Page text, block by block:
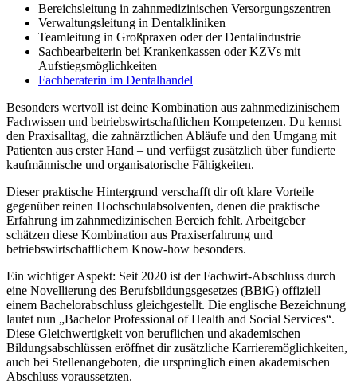
Bereichsleitung in zahnmedizinischen Versorgungszentren
Verwaltungsleitung in Dentalkliniken
Teamleitung in Großpraxen oder der Dentalindustrie
Sachbearbeiterin bei Krankenkassen oder KZVs mit
Aufstiegsmöglichkeiten
Fachberaterin im Dentalhandel
Besonders wertvoll ist deine Kombination aus zahnmedizinischem
Fachwissen und betriebswirtschaftlichen Kompetenzen. Du kennst
den Praxisalltag, die zahnärztlichen Abläufe und den Umgang mit
Patienten aus erster Hand – und verfügst zusätzlich über fundierte
kaufmännische und organisatorische Fähigkeiten.
Dieser praktische Hintergrund verschafft dir oft klare Vorteile
gegenüber reinen Hochschulabsolventen, denen die praktische
Erfahrung im zahnmedizinischen Bereich fehlt. Arbeitgeber
schätzen diese Kombination aus Praxiserfahrung und
betriebswirtschaftlichem Know-how besonders.
Ein wichtiger Aspekt: Seit 2020 ist der Fachwirt-Abschluss durch
eine Novellierung des Berufsbildungsgesetzes (BBiG) offiziell
einem Bachelorabschluss gleichgestellt. Die englische Bezeichnung
lautet nun „Bachelor Professional of Health and Social Services“.
Diese Gleichwertigkeit von beruflichen und akademischen
Bildungsabschlüssen eröffnet dir zusätzliche Karrieremöglichkeiten,
auch bei Stellenangeboten, die ursprünglich einen akademischen
Abschluss voraussetzten.